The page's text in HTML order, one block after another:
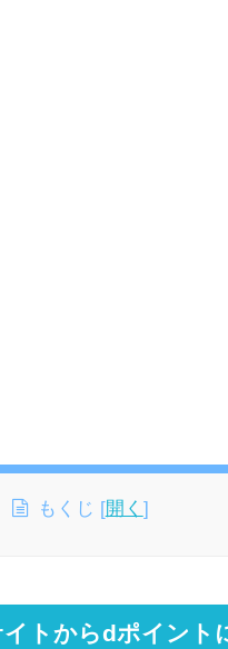
もくじ [開く ]
トからdポイント